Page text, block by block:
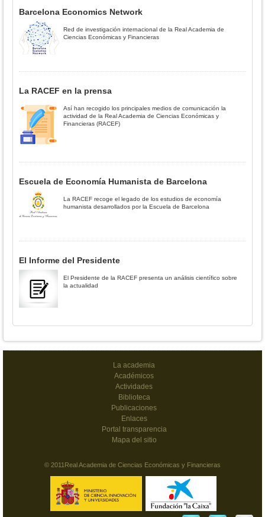
Barcelona Economics Network
Red de investigación internacional de la Real Academia de
Ciencias Económicas y Financieras
La RACEF en la prensa
Así han recogido los principales medios de comunicación la
actividad de la Real Academia de Ciencias Económicas y
Financieras (RACEF)
Escuela de Economía Humanista de Barcelona
La RACEF recoge el legado de los estudios de economía
humanista desarrollados por la Escuela de Barcelona
El Informe del Presidente
El Presidente de la RACEF presenta un análisis científico sobre
la actualidad
La academia
Académicos
Actividades
Biblioteca
Publicaciones
Enlaces
Portal transparencia
Mapa del sitio
© 2011Real Academia de Ciencias Económicas y Financieras